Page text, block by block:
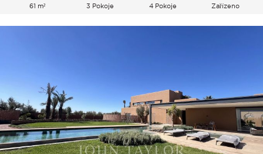
61 m² 3 Pokoje 4 Pokoje Zařízeno